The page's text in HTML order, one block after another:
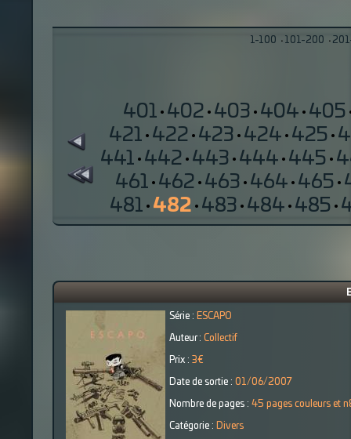
1-100 · 101-200 ·
401 · 402 · 403 · 404 · 405
421 · 422 · 423 · 424 · 425 ·
441 · 442 · 443 · 444 · 445 ·
461 · 462 · 463 · 464 · 465 ·
481 · 482 · 483 · 484 · 485 ·
Série : ESCAPO
Auteur : Collectif
Prix : 3€
Date de sortie : 01/06/2007
Nombre de pages : 45 pages couleurs et
Catégorie : Divers